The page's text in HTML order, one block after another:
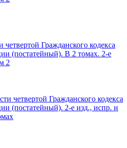
Гражданского кодекса
(постатейный). В 2 томах. 2-е
2